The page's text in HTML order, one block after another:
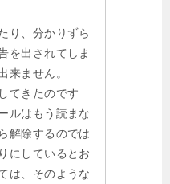
り、分かりずら
を出されてしま
来ません。
てきたのです
ルはもう読まな
解除するのでは
にしているとお
は、そのような